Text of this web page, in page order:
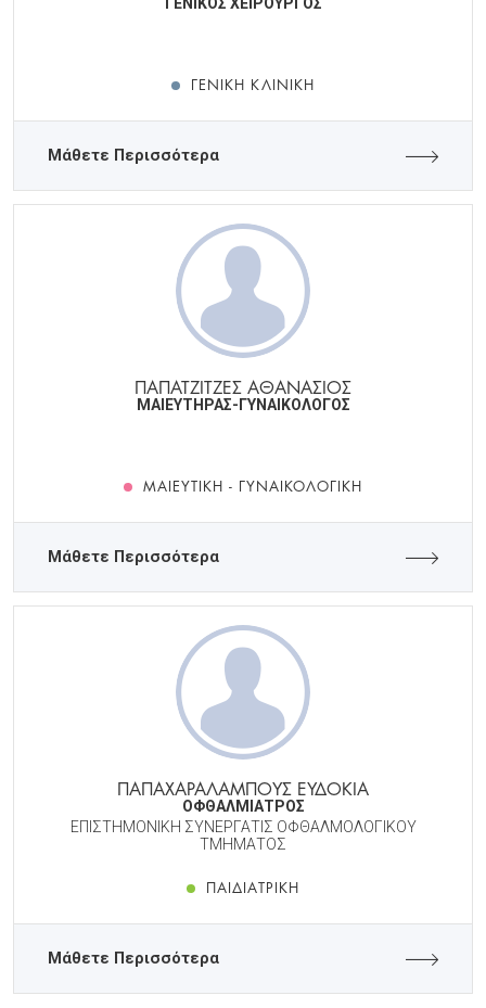
ΓΕΝΙΚΉ ΚΛΙΝΙΚΉ
Μάθετε Περισσότερα
ΠΑΠΑΤΖΙΤΖΕΣ ΑΘΑΝΑΣΙΟΣ
ΜΑΙΕΥΤΗΡΑΣ-ΓΥΝΑΙΚΟΛΟΓΟΣ
ΜΑΙΕΥΤΙΚΉ - ΓΥΝΑΙΚΟΛΟΓΙΚΉ
Μάθετε Περισσότερα
ΠΑΠΑΧΑΡΑΛΑΜΠΟΥΣ ΕΥΔΟΚΙΑ
ΟΦΘΑΛΜΙΑΤΡΟΣ
ΕΠΙΣΤΗΜΟΝΙΚΗ ΣΥΝΕΡΓΑΤΙΣ ΟΦΘΑΛΜΟΛΟΓΙΚΟΥ
ΤΜΗΜΑΤΟΣ
ΠΑΙΔΙΑΤΡΙΚΉ
Μάθετε Περισσότερα